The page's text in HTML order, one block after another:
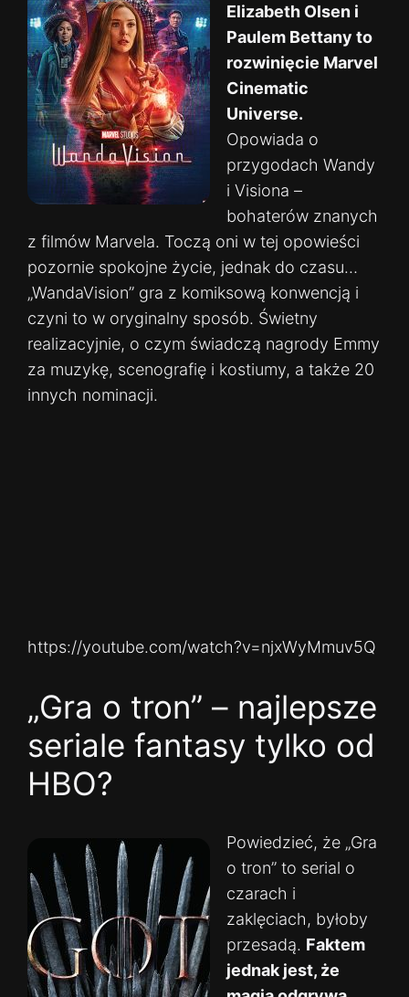
Elizabeth Olsen i
Paulem Bettany to
rozwinięcie Marvel
Cinematic
Universe.
Opowiada o
przygodach Wandy
i Visiona –
bohaterów znanych
z filmów Marvela. Toczą oni w tej opowieści
pozornie spokojne życie, jednak do czasu…
„WandaVision” gra z komiksową konwencją i
czyni to w oryginalny sposób. Świetny
realizacyjnie, o czym świadczą nagrody Emmy
za muzykę, scenografię i kostiumy, a także 20
innych nominacji.
https://youtube.com/watch?v=njxWyMmuv5Q
„Gra o tron” – najlepsze
seriale fantasy tylko od
HBO?
Powiedzieć, że „Gra
o tron” to serial o
czarach i
zaklęciach, byłoby
przesadą. Faktem
jednak jest, że